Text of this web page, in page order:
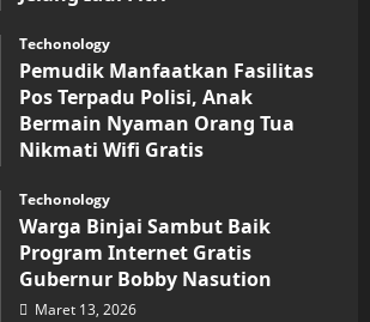
Techonology
Pemudik Manfaatkan Fasilitas
Pos Terpadu Polisi, Anak
Bermain Nyaman Orang Tua
Nikmati Wifi Gratis
Techonology
Warga Binjai Sambut Baik
Program Internet Gratis
Gubernur Bobby Nasution
Maret 13, 2026